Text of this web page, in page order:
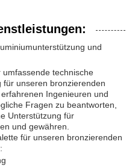
und
technische
für unseren bronzierenden
Ingenieuren und
Fragen zu beantworten,
Unterstützung für
und gewähren.
für unseren bronzierenden